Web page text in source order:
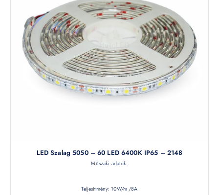
LED Szalag 5050 – 60 LED 6400K IP65 – 2148
Műszaki adatok:
Teljesítmény: 10W/m /8A